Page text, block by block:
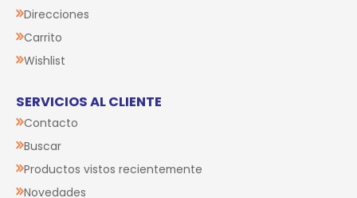
Direcciones
Carrito
Wishlist
SERVICIOS AL CLIENTE
Contacto
Buscar
Productos vistos recientemente
Novedades